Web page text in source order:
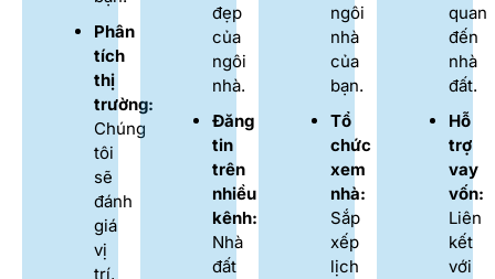
Phân
tích
thị
trường:
Chúng
tôi
sẽ
đánh
giá
vị
trí,
đẹp
của
ngôi
nhà.
Đăng
tin
trên
nhiều
kênh:
Nhà
đất
ngôi
nhà
của
bạn.
Tổ
chức
xem
nhà:
Sắp
xếp
lịch
quan
đến
nhà
đất.
Hỗ
trợ
vay
vốn:
Liên
kết
với